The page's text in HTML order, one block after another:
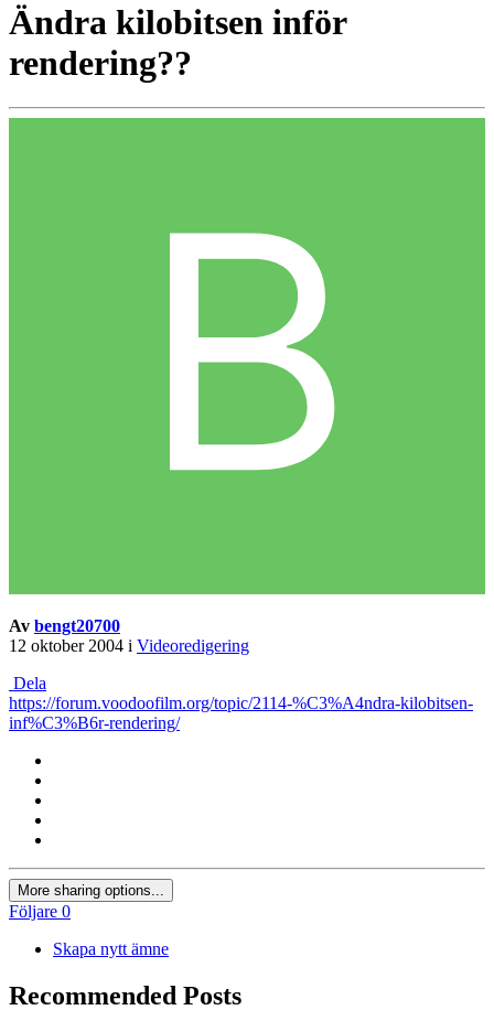
Ändra kilobitsen inför
rendering??
Av bengt20700
12 oktober 2004 i Videoredigering
Dela
https://forum.voodoofilm.org/topic/2114-%C3%A4ndra-kilobitsen-
inf%C3%B6r-rendering/
More sharing options...
Följare 0
Skapa nytt ämne
Recommended Posts